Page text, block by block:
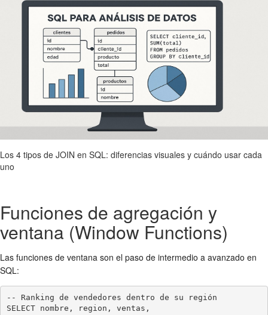
Los 4 tipos de JOIN en SQL: diferencias visuales y cuándo usar cada
uno
Funciones de agregación y
ventana (Window Functions)
Las funciones de ventana son el paso de intermedio a avanzado en
SQL:
-- Ranking de vendedores dentro de su región
SELECT nombre, region, ventas,